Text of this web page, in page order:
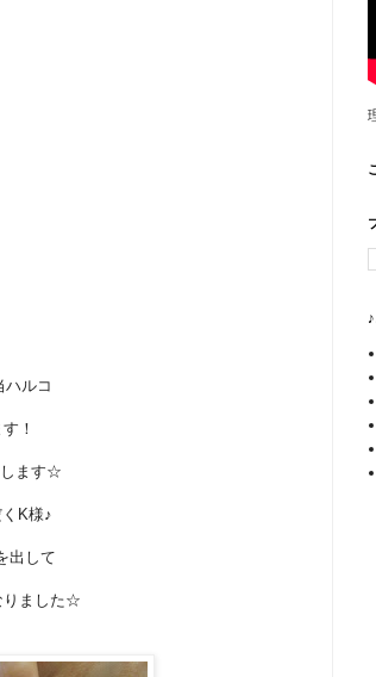
ルコ
！
します☆
K様♪
出して
りました☆